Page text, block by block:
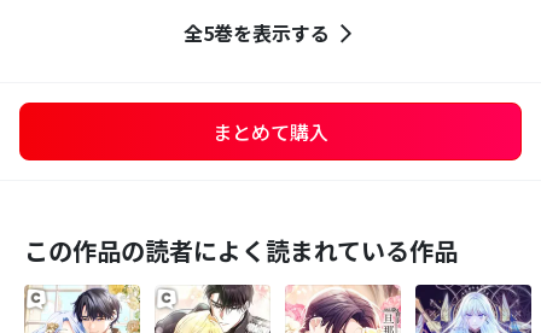
全5巻を表示する
まとめて購入
この作品の読者によく読まれている作品